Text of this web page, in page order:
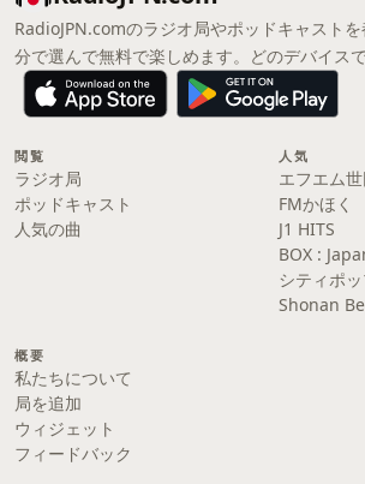
RadioJPN.comのラジオ局やポッドキャスト
分で選んで無料で楽しめます。どのデバイスで
閲覧
ラジオ局
ポッドキャスト
人気の曲
人気
エフエム
FMかほく
J1 HITS
BOX :
シティポ
Shonan
概要
私たちについて
局を追加
ウィジェット
フィードバック